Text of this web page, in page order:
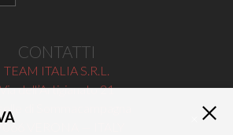
CONTATTI
TEAM ITALIA S.R.L.
Via dell’Artigianato 21
VERONA — ITALY